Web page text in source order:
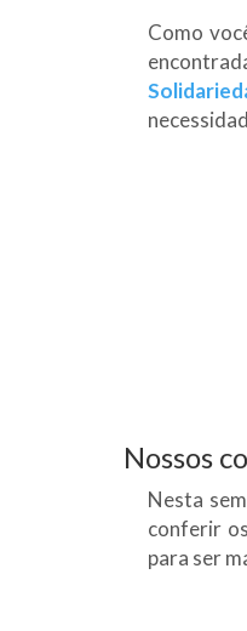
Como
Nossos
Nesta
conferir
para ser